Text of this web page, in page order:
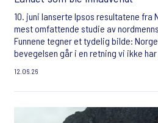
10. juni lanserte Ipsos resultatene fra
mest omfattende studie av
Funnene tegner et tydelig bilde:
bevegelsen går i en retning vi ikke
12.06.26